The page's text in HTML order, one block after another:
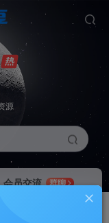
源
会员交流
群聊